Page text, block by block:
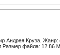
Круза. Жанр:
файла: 12.86